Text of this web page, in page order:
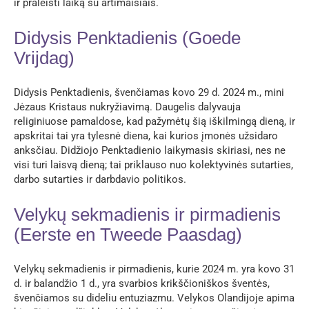
ir praleisti laiką su artimaisiais.
Didysis Penktadienis (Goede
Vrijdag)
Didysis Penktadienis, švenčiamas kovo 29 d. 2024 m., mini
Jėzaus Kristaus nukryžiavimą. Daugelis dalyvauja
religiniuose pamaldose, kad pažymėtų šią iškilmingą dieną, ir
apskritai tai yra tylesnė diena, kai kurios įmonės užsidaro
anksčiau. Didžiojo Penktadienio laikymasis skiriasi, nes ne
visi turi laisvą dieną; tai priklauso nuo kolektyvinės sutarties,
darbo sutarties ir darbdavio politikos.
Velykų sekmadienis ir pirmadienis
(Eerste en Tweede Paasdag)
Velykų sekmadienis ir pirmadienis, kurie 2024 m. yra kovo 31
d. ir balandžio 1 d., yra svarbios krikščioniškos šventės,
švenčiamos su dideliu entuziazmu. Velykos Olandijoje apima